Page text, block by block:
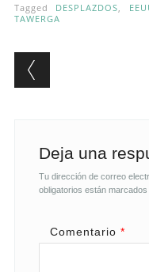
Tagged DESPLAZDOS
TAWERGA
Post
Deja una
Tu dirección de correo
obligatorios están
Comentario *